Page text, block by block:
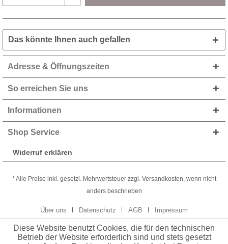
Das könnte Ihnen auch gefallen
Adresse & Öffnungszeiten
So erreichen Sie uns
Informationen
Shop Service
Widerruf erklären
* Alle Preise inkl. gesetzl. Mehrwertsteuer zzgl. Versandkosten, wenn nicht
anders beschrieben
Über uns Datenschutz AGB Impressum
Diese Website benutzt Cookies, die für den technischen
Betrieb der Website erforderlich sind und stets gesetzt